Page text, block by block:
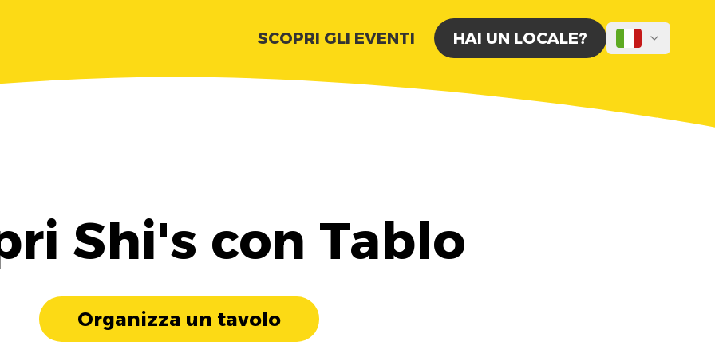
SCOPRI GLI EVENTI HAI UN LOCALE?
Shi's con Tablo
Organizza un tavolo